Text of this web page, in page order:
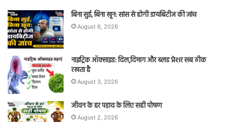
बिना सुई, बिना खून: सांस से होगी डायबिटीज की जांच
August 6, 2026
नाइट्रिक ऑक्साइड: दिल,दिमाग और ब्लड प्रेशर सब ठीक
रखता है
August 3, 2026
जीवन के हर पड़ाव के लिए सही पोषण
August 2, 2026